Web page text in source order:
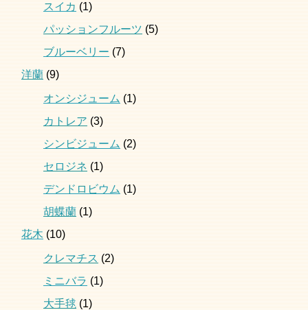
スイカ(1)
パッションフルーツ(5)
ブルーベリー(7)
洋蘭(9)
オンシジューム(1)
カトレア(3)
シンビジューム(2)
セロジネ(1)
デンドロビウム(1)
胡蝶蘭(1)
花木(10)
クレマチス(2)
ミニバラ(1)
大手毬(1)